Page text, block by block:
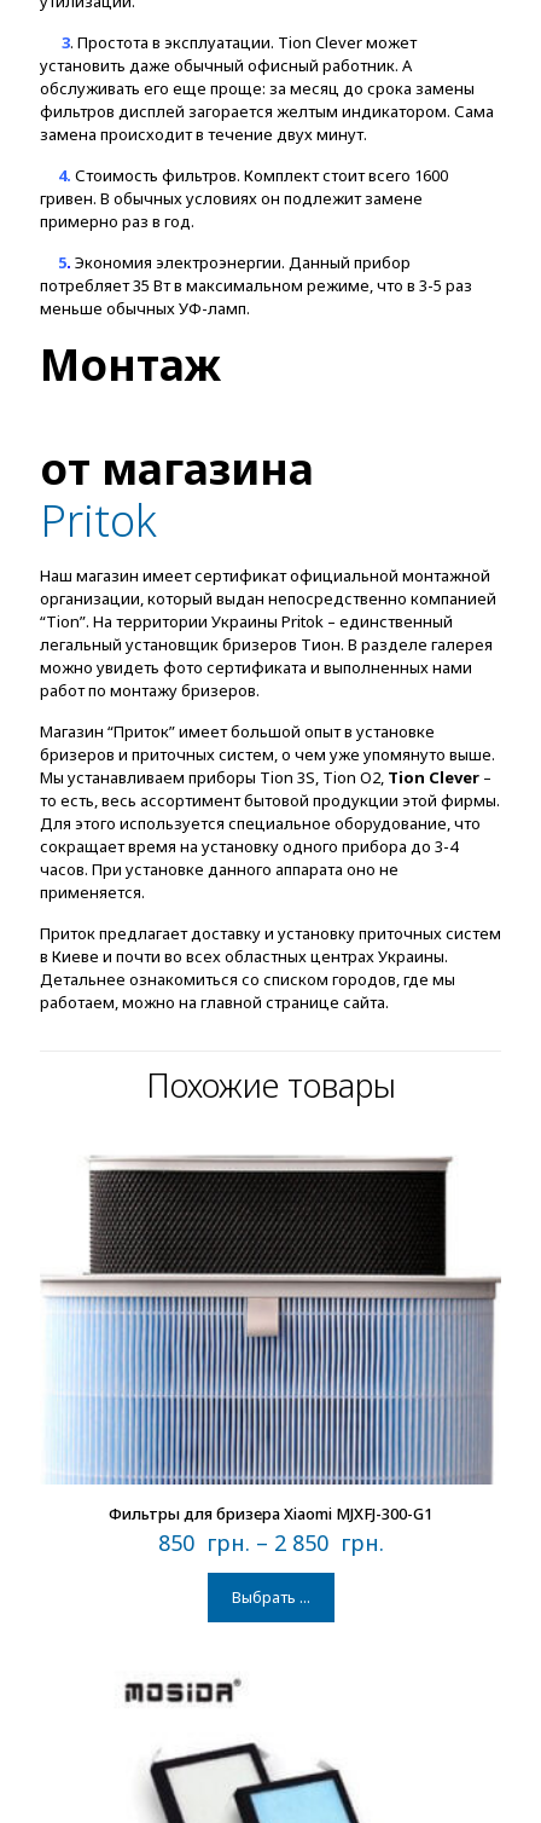
3. Простота в эксплуатации. Tion Clever может
установить даже обычный офисный работник. А
обслуживать его еще проще: за месяц до срока замены
фильтров дисплей загорается желтым индикатором. Сама
замена происходит в течение двух минут.
4. Стоимость фильтров. Комплект стоит всего 1600
гривен. В обычных условиях он подлежит замене
примерно раз в год.
5. Экономия электроэнергии. Данный прибор
потребляет 35 Вт в максимальном режиме, что в 3-5 раз
меньше обычных УФ-ламп.
Монтаж
от магазина
Pritok
Наш магазин имеет сертификат официальной монтажной
организации, который выдан непосредственно компанией
“Tion”. На территории Украины Pritok – единственный
легальный установщик бризеров Тион. В разделе галерея
можно увидеть фото сертификата и выполненных нами
работ по монтажу бризеров.
Магазин “Приток” имеет большой опыт в установке
бризеров и приточных систем, о чем уже упомянуто выше.
Мы устанавливаем приборы Tion 3S, Tion O2, Tion Clever –
то есть, весь ассортимент бытовой продукции этой фирмы.
Для этого используется специальное оборудование, что
сокращает время на установку одного прибора до 3-4
часов. При установке данного аппарата оно не
применяется.
Приток предлагает доставку и установку приточных систем
в Киеве и почти во всех областных центрах Украины.
Детальнее ознакомиться со списком городов, где мы
работаем, можно на главной странице сайта.
Похожие товары
В наличии
Фильтры для бризера Xiaomi MJXFJ-300-G1
850 грн. – 2 850 грн.
Выбрать ...